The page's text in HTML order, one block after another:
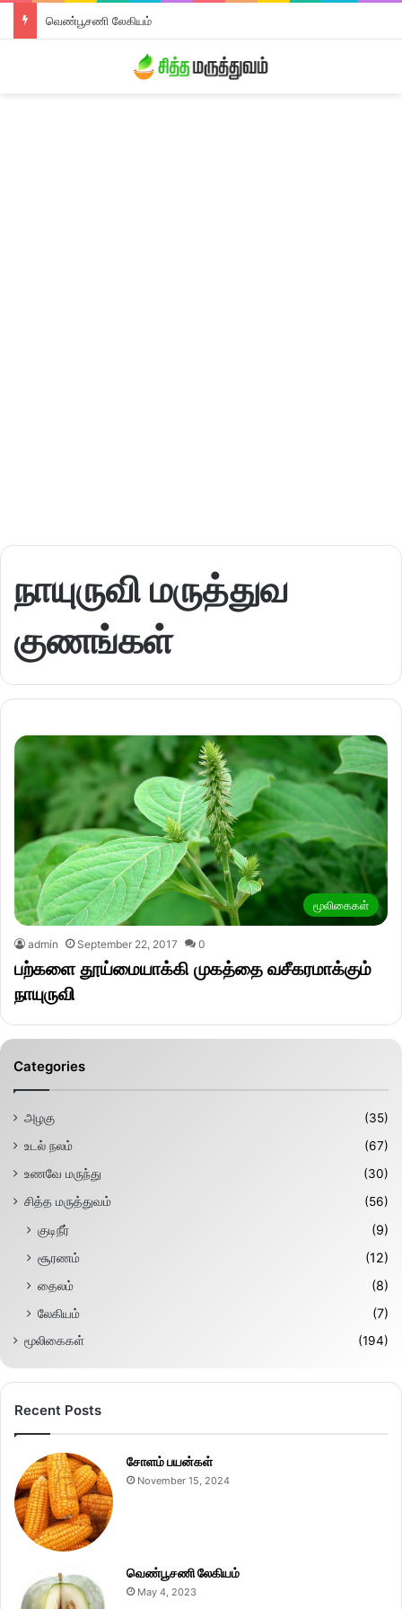
வெண்பூசணி லேகியம்
நாயுருவி மருத்துவ
குணங்கள்
மூலிகைகள்
admin September 22, 2017 0
பற்களை தூய்மையாக்கி முகத்தை வசீகரமாக்கும்
நாயுருவி
Categories
அழகு
(35)
உடல் நலம்
(67)
உணவே மருந்து
(30)
சித்த மருத்துவம்
(56)
குடிநீர்
(9)
சூரணம்
(12)
தைலம்
(8)
லேகியம்
(7)
மூலிகைகள் (194)
Recent Posts
சோளம் பயன்கள்
November 15, 2024
வெண்பூசணி லேகியம்
May 4, 2023